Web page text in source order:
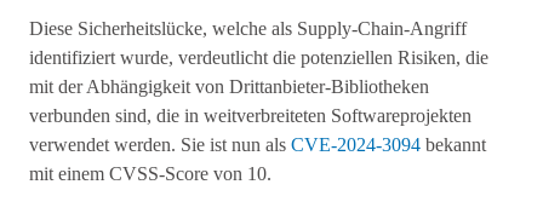
Diese Sicherheitslücke, welche als Supply-Chain-Angriff
identifiziert wurde, verdeutlicht die potenziellen Risiken, die
mit der Abhängigkeit von Drittanbieter-Bibliotheken
verbunden sind, die in weitverbreiteten Softwareprojekten
verwendet werden. Sie ist nun als CVE-2024-3094 bekannt
mit einem CVSS-Score von 10.